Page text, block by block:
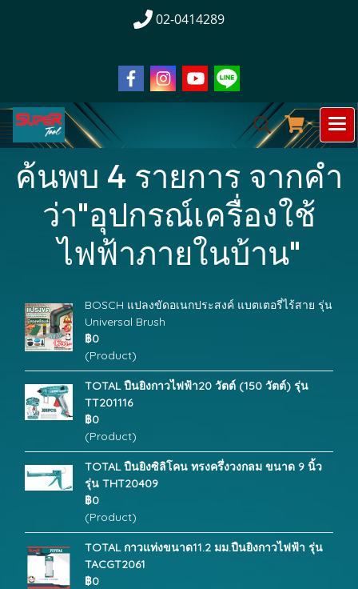
02-0414289
ค้นพบ 4 รายการ จากคำ
ว่า"อุปกรณ์เครื่องใช้
ไฟฟ้าภายในบ้าน"
BOSCH แปลงขัดอเนกประสงค์ แบตเตอรี่ไร้สาย รุ่น
Universal Brush
฿0
(Product)
TOTAL ปืนยิงกาวไฟฟ้า20 วัตต์ (150 วัตต์) รุ่น
TT201116
฿0
(Product)
TOTAL ปืนยิงซิลิโคน ทรงครึ่งวงกลม ขนาด 9 นิ้ว
รุ่น THT20409
฿0
(Product)
TOTAL กาวแท่งขนาด11.2 มม.ปืนยิงกาวไฟฟ้า รุ่น
TACGT2061
฿0